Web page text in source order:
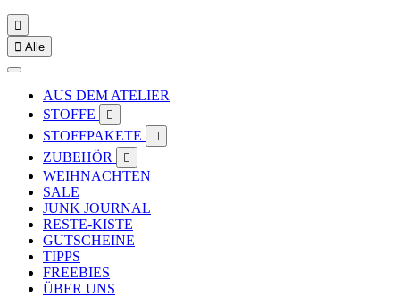

 Alle
AUS DEM ATELIER
STOFFE

STOFFPAKETE 
ZUBEHÖR 
WEIHNACHTEN
SALE
JUNK JOURNAL
RESTE-KISTE
GUTSCHEINE
TIPPS
FREEBIES
ÜBER UNS